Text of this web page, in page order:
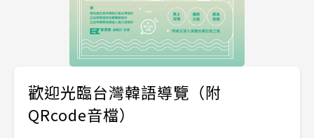
歡迎光臨台灣韓語導覽（附
QRcode音檔）